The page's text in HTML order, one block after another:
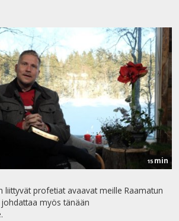
15 min
liittyvät profetiat avaavat meille Raamatun
johdattaa myös tänään